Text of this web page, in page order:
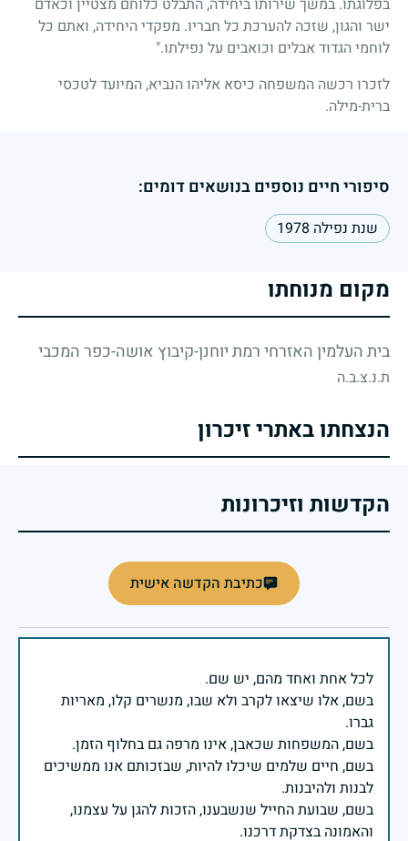
בפלוגתו. במשך שירותו ביחידה, התבלט כלוחם מצטיין וכאדם
ישר והגון, שזכה להערכת כל חבריו. מפקדי היחידה, ואתם כל
לוחמי הגדוד אבלים וכואבים על נפילתו."
לזכרו רכשה המשפחה כיסא אליהו הנביא, המיועד לטכסי
ברית-מילה.
סיפורי חיים נוספים בנושאים דומים:
שנת נפילה 1978
מקום מנוחתו
בית העלמין האזרחי רמת יוחנן-קיבוץ אושה-כפר המכבי
ת.נ.צ.ב.ה
הנצחתו באתרי זיכרון
הקדשות וזיכרונות
כתיבת הקדשה אישית
בשם, אלו שיצאו לקרב ולא שבו, מנשרים קלו, מאריות
בשם, חיים שלמים שיכלו להיות, שבזכותם אנו ממשיכים
בשם, שבועת החייל שנשבענו, הזכות להגן על עצמנו,